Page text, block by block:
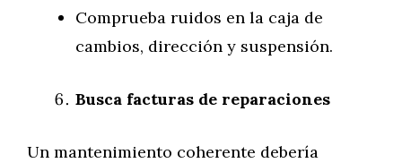
Comprueba ruidos en la caja de
cambios, dirección y suspensión.
Busca facturas de reparaciones
Un mantenimiento coherente debería